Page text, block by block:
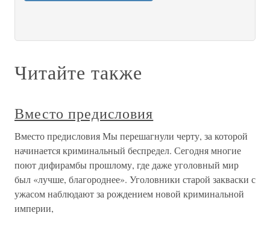
Читайте также
Вместо предисловия
Вместо предисловия Мы перешагнули черту, за которой
начинается криминальный беспредел. Сегодня многие
поют дифирамбы прошлому, где даже уголовный мир
был «лучше, благороднее». Уголовники старой закваски с
ужасом наблюдают за рождением новой криминальной
империи,